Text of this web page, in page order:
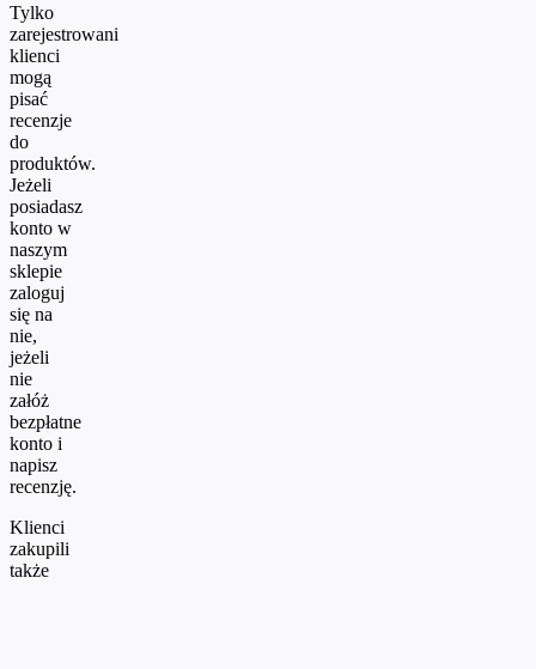
Tylko
zarejestrowani
klienci
mogą
pisać
recenzje
do
produktów.
Jeżeli
posiadasz
konto w
naszym
sklepie
zaloguj
się na
nie,
jeżeli
nie
załóż
bezpłatne
konto i
napisz
recenzję.
Klienci
zakupili
także